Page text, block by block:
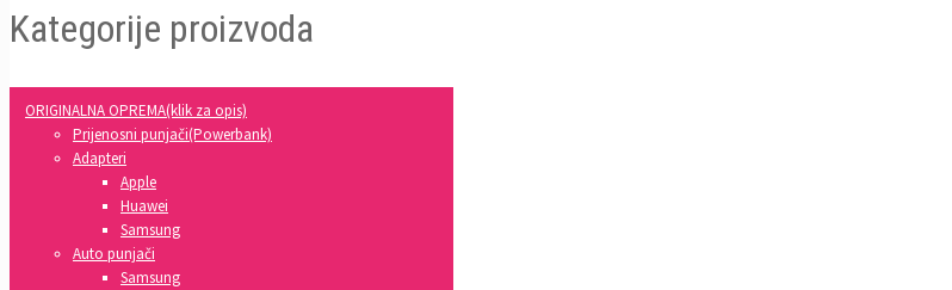
Kategorije proizvoda
ORIGINALNA OPREMA(klik za opis)
Prijenosni punjači(Powerbank)
Adapteri
Apple
Huawei
Samsung
Auto punjači
Samsung